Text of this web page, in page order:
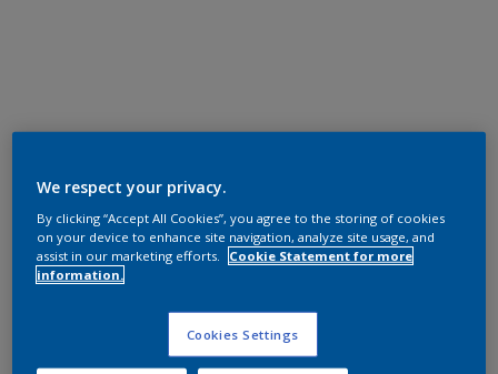
We respect your privacy.
By clicking “Accept All Cookies”, you agree to the storing of cookies
on your device to enhance site navigation, analyze site usage, and
assist in our marketing efforts.
Cookie Statement for more
information.
Cookies Settings